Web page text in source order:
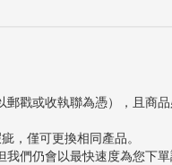
戳或收執聯為憑），且商
，僅可更換相同產品。
們仍會以最快速度為您下